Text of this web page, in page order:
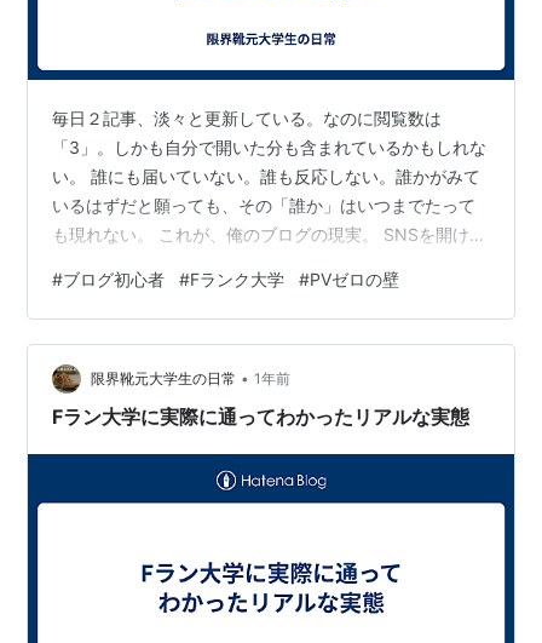
毎日２記事、淡々と更新している。なのに閲覧数は
「3」。しかも自分で開いた分も含まれているかもしれな
い。 誰にも届いていない。誰も反応しない。誰かがみて
いるはずだと願っても、その「誰か」はいつまでたって
も現れない。 これが、俺のブログの現実。 SNSを開け
行」のポストに数万いいねがつき、YouTubeでは若者が
「○○してみた」だけで再生回数１０万。 そんな世界の
中で、Fラン大学生がみられないブログを毎晩更新してい
る。 なんだこれは。徒労？自己満？其れとも現実逃避？
そんな風に何度も思った。 でも、それでも各理由があ
#ブログ初心者 #Fランク大学 #PVゼロの壁
限界靴元大学生の日常 • 1年前
Fラン大学に実際に通ってわかったリアルな実態